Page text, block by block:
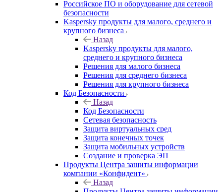
Российское ПО и оборудование для сетевой
безопасности
Kaspersky продукты для малого, среднего и
крупного бизнеса
Назад
Kaspersky продукты для малого,
среднего и крупного бизнеса
Решения для малого бизнеса
Решения для среднего бизнеса
Решения для крупного бизнеса
Код Безопасности
Назад
Код Безопасности
Сетевая безопасность
Защита виртуальных сред
Защита конечных точек
Защита мобильных устройств
Создание и проверка ЭП
Продукты Центра защиты информации
компании «Конфидент»
Назад